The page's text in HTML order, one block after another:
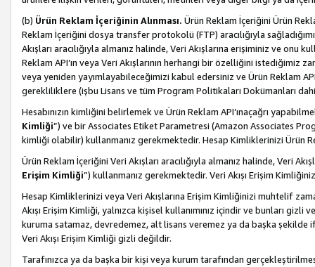
(b) Ürün Reklam İçeriğinin Alınması. Ürün Reklam İçeriğini Ürün
Reklam İçeriğini dosya transfer protokolü (FTP) aracılığıyla
Akışları aracılığıyla almanız halinde, Veri Akışlarına erişiminiz ve onu
Reklam API’ın veya Veri Akışlarının herhangi bir özelliğini
veya yeniden yayımlayabileceğimizi kabul edersiniz ve Ürün Reklam
gerekliliklere (işbu Lisans ve tüm Program Politikaları Dokümanları
Hesabınızın kimliğini belirlemek ve Ürün Reklam API’ınaçağrı
Kimliği”) ve bir Associates Etiket Parametresi (Amazon Associates
kimliği olabilir) kullanmanız gerekmektedir. Hesap Kimliklerinizi Ürün
Ürün Reklam İçeriğini Veri Akışları aracılığıyla almanız halinde, Veri
Erişim Kimliği”) kullanmanız gerekmektedir. Veri Akışı Erişim
Hesap Kimliklerinizi veya Veri Akışlarına Erişim Kimliğinizi muhtelif
Akışı Erişim Kimliği, yalnızca kişisel kullanımınız içindir ve bunları
kuruma satamaz, devredemez, alt lisans veremez ya da başka şekilde
Veri Akışı Erişim Kimliği gizli değildir.
Tarafınızca ya da başka bir kişi veya kurum tarafından